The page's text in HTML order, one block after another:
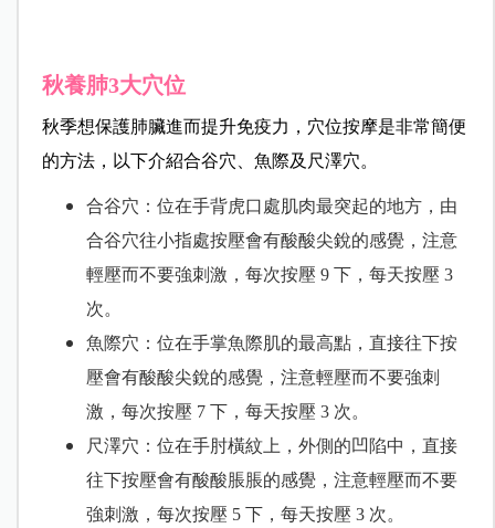
秋養肺3大穴位
秋季想保護肺臟進而提升免疫力，穴位按摩是非常簡便
的方法，以下介紹合谷穴、魚際及尺澤穴。
合谷穴：位在手背虎口處肌肉最突起的地方，由
合谷穴往小指處按壓會有酸酸尖銳的感覺，注意
輕壓而不要強刺激，每次按壓 9 下，每天按壓 3
次。
魚際穴：位在手掌魚際肌的最高點，直接往下按
壓會有酸酸尖銳的感覺，注意輕壓而不要強刺
激，每次按壓 7 下，每天按壓 3 次。
尺澤穴：位在手肘橫紋上，外側的凹陷中，直接
往下按壓會有酸酸脹脹的感覺，注意輕壓而不要
強刺激，每次按壓 5 下，每天按壓 3 次。